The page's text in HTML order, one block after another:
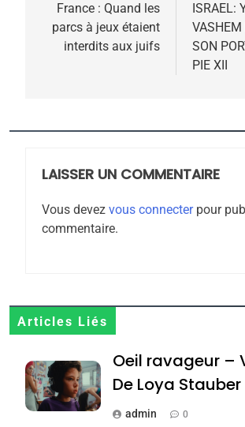
de
l’article
France : Quand les
parcs à jeux étaient
interdits aux juifs
ISRAEL:
VASHEM
SON
PIE XII
LAISSER UN COMMENTAIRE
Vous devez vous connecterpour
commentaire.
Articles Liés
Oeil ravageur –
De Loya Stauber
admin 0
2025, l’année
rapport d’ADL
FRANCE ISRAÉL
6
Zrihen-Dvir
7
Jacques
JUDAISME